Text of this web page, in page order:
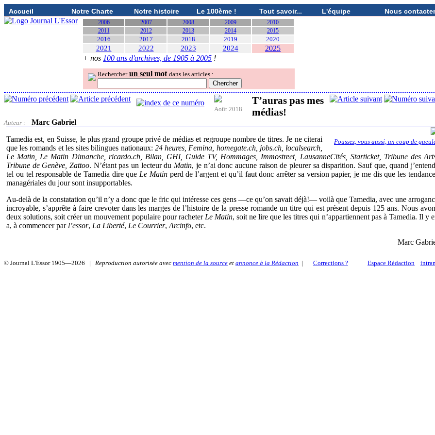
Accueil Notre Charte Notre histoire Le 100ème ! Tout savoir... L'équipe Nous contacter
2006 2007 2008 2009
2010
2011
2012 2013 2014 2015
2016 2017 2018 2019 2020
2021 2022 2023 2024
2025
+ nos 100 ans d'archives, de 1905 à 2005 !
Rechercher un seul mot dans les articles :
Août 2018
T’auras pas mes
médias!
Auteur : Marc Gabriel
Poussez, vous aussi, un coup de
Tamedia est, en Suisse, le plus grand groupe privé de médias et regroupe nombre de titres. Je ne citerai
que les romands et les sites bilingues nationaux: 24 heures, Femina, homegate.ch, jobs.ch, localsearch,
Le Matin, Le Matin Dimanche, ricardo.ch, Bilan, GHI, Guide TV, Hommages, Immostreet, LausanneCités, Starticket, Tribune des
Tribune de Genève, Zattoo. N’étant pas un lecteur du Matin, je n’ai donc aucune raison de pleurer sa disparition. Sauf que, quand
tel ou tel responsable de Tamedia dire que Le Matinperd de l’argent et qu’il faut donc arrêter sa version papier, je me dis que les
managériales du jour sont insupportables.
Au-delà de la constatation qu’il n’y a donc que le fric qui intéresse ces gens —ce qu’on savait déjà!— voilà que Tamedia, avec une
incroyable, s’apprête à faire crevoter dans les marges de l’histoire de la presse romande un titre qui est présent depuis 125 ans. Nous
deux solutions, soit créer un mouvement populaire pour racheter Le Matin, soit ne lire que les titres qui n’appartiennent pas à Tamedia. Il y
a, à commencer par l’essor, La Liberté, Le Courrier, Arcinfo, etc.
Marc
Espace Rédaction
© Journal L'Essor 1905—2026 | Reproduction autorisée avec mention de la source et annonce à la Rédaction | Corrections ?